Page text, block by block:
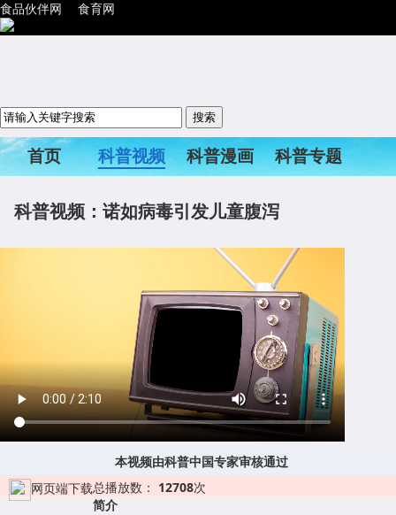
食品伙伴网 食育网
首页 科普视频 科普漫画
科普专题
科普视频：诺如病毒引发儿童腹泻
本视频由科普中国专家审核通过
网页端下载总播放数： 12708次
简介